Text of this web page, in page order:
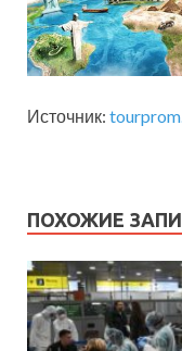
Источник:
ПОХОЖИЕ